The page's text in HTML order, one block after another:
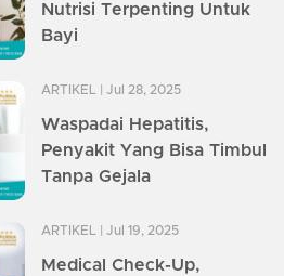
Nutrisi Terpenting Untuk
Bayi
ARTIKEL | Jul 28, 2025
Waspadai Hepatitis,
Penyakit Yang Bisa Timbul
Tanpa Gejala
ARTIKEL | Jul 19, 2025
Medical Check-Up,